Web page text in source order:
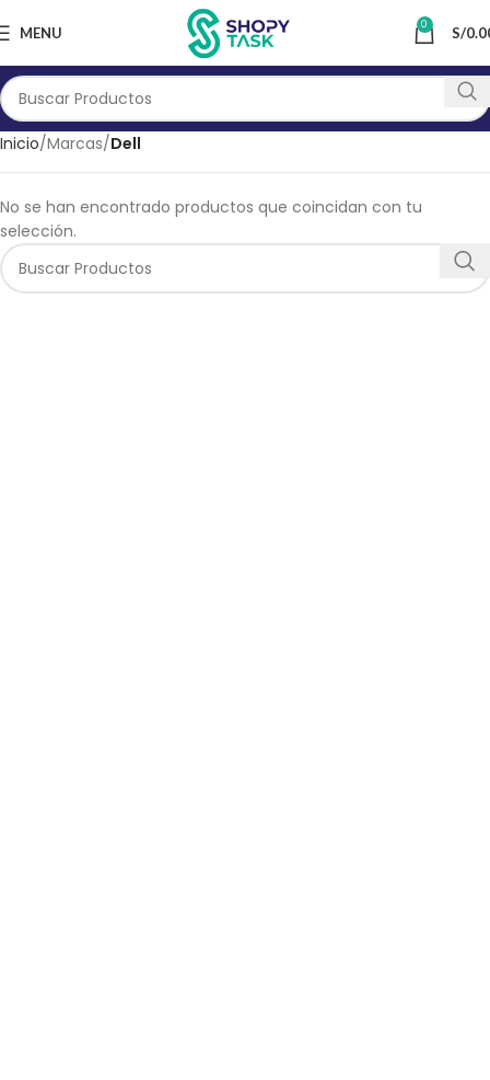
MENU 0 S/
Inicio Marcas Dell
No se han encontrado productos que coincidan con tu
selección.